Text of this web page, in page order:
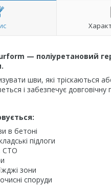
— поліуретановий
шви, які тріскаються
і забезпечує довговічну
в бетоні
підлоги
СТО
зони
споруди